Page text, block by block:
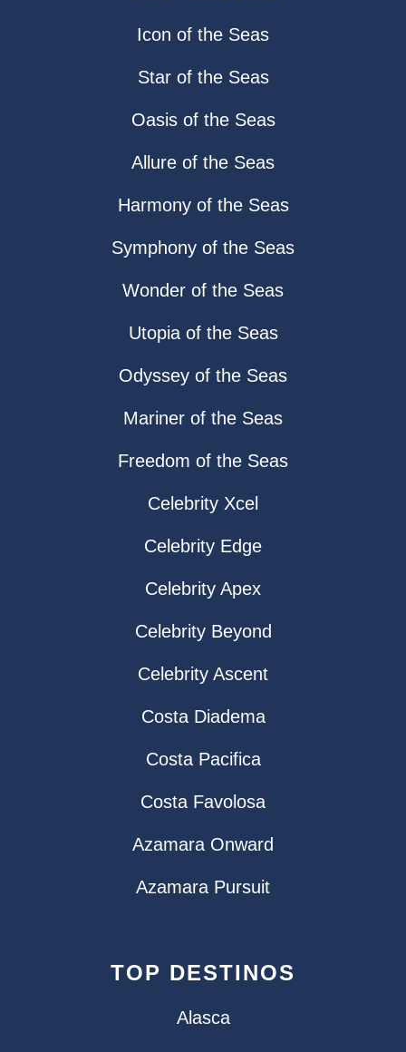
Icon of the Seas
Star of the Seas
Oasis of the Seas
Allure of the Seas
Harmony of the Seas
Symphony of the Seas
Wonder of the Seas
Utopia of the Seas
Odyssey of the Seas
Mariner of the Seas
Freedom of the Seas
Celebrity Xcel
Celebrity Edge
Celebrity Apex
Celebrity Beyond
Celebrity Ascent
Costa Diadema
Costa Pacifica
Costa Favolosa
Azamara Onward
Azamara Pursuit
TOP DESTINOS
Alasca